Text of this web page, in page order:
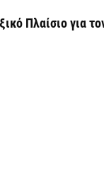
Πλαίσιο για